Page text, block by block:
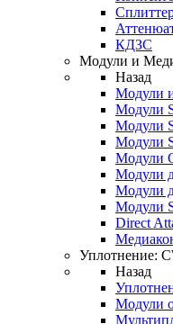
КДЗС
Модули и
Назад
Модули
Модули
Модули
Модули
Модули
Модули
Модули
Модули
Direct
Уплотнение:
Назад
Модули